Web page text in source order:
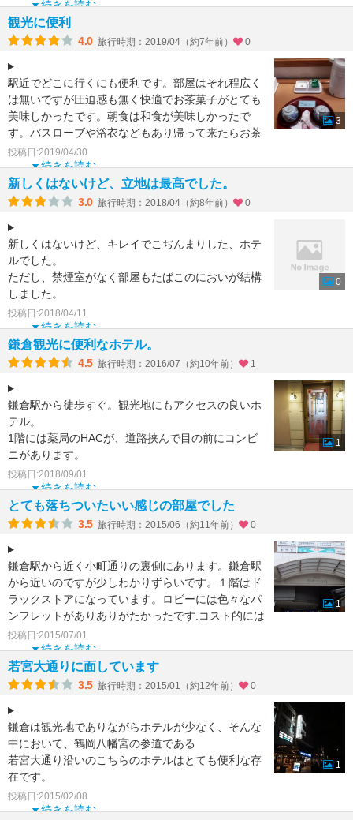
続きを読む
観光に便利
4.0 旅行時期：2019/04（約7年前） 0
駅近でどこに行くにも便利です。部屋はそれ程広く
は無いですが圧迫感も無く快適でお茶菓子がとても
美味しかったです。朝食は和食が美味しかったで
す。バスローブや浴衣などもあり帰って来たらお茶
ができるようにポッ
続きを読む
投稿日:2019/04/30
3
新しくはないけど、立地は最高でした。
3.0 旅行時期：2018/04（約8年前） 0
新しくはないけど、キレイでこぢんまりした、ホテ
ルでした。
ただし、禁煙室がなく部屋もたばこのにおいが結構
しました。
備え付けのファブリーズをまきまくって寝ました。
それが無ければ、星４つでしたが
続きを読む
投稿日:2018/04/11
0
鎌倉観光に便利なホテル。
4.5 旅行時期：2016/07（約10年前） 1
鎌倉駅から徒歩すぐ。観光地にもアクセスの良いホ
テル。
1階には薬局のHACが、道路挟んで目の前にコンビ
ニがあります。
通りに地元の人が使うスーパーマーケットもありま
した。
昔ながらの落ち着い
続きを読む
投稿日:2018/09/01
1
とても落ちついたいい感じの部屋でした
3.5 旅行時期：2015/06（約11年前） 0
鎌倉駅から近く小町通りの裏側にあります。鎌倉駅
から近いのですが少しわかりずらいです。１階はド
ラックストアになっています。ロビーには色々なパ
ンフレットがありありがたかったです.コスト的には
少し高めかなと
続きを読む
投稿日:2015/07/01
1
若宮大通りに面しています
3.5 旅行時期：2015/01（約12年前） 0
鎌倉は観光地でありながらホテルが少なく、そんな
中において、鶴岡八幡宮の参道である
若宮大通り沿いのこちらのホテルはとても便利な存
在です。
外観的にはちょっと戸惑う部分がありましたが、部
屋もまずまず
続きを読む
投稿日:2015/02/08
1